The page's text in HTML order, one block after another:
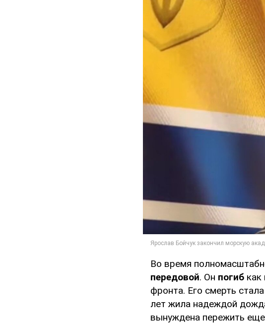
Во время
передовой. Он погиб как
фронта. Его смерть
лет жила надеждой
вынуждена пережить